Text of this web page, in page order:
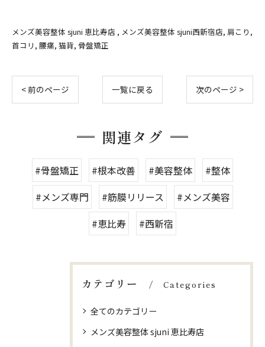
メンズ美容整体 sjuni 恵比寿店 メンズ美容整体 sjuni西新宿店 肩こり
首コリ 腰痛 猫背 骨盤矯正
< 前のページ 一覧に戻る 次のページ >
関連タグ
#骨盤矯正 #根本改善 #美容整体
#整体
#メンズ専門
#筋膜リリース
#メンズ美容
#恵比寿
#西新宿
カテゴリー Categories
全てのカテゴリー
メンズ美容整体 sjuni 恵比寿店